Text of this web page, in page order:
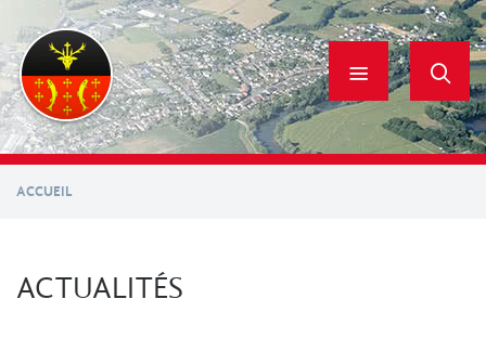
contenu
principal
ACCUEIL
ACTUALITÉS